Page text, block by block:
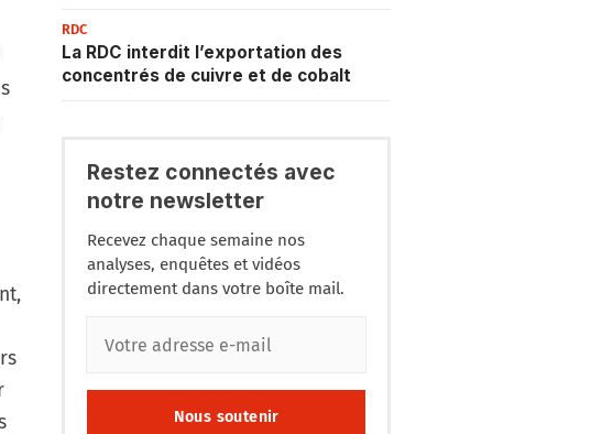
RDC
La RDC interdit l’exportation des
concentrés de cuivre et de cobalt
Restez connectés avec
notre newsletter
Recevez chaque semaine nos
analyses, enquêtes et vidéos
directement dans votre boîte mail.
Nous soutenir